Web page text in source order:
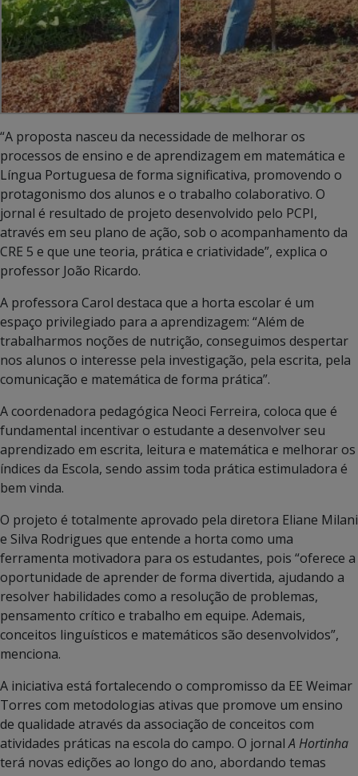
“A proposta nasceu da necessidade de melhorar os
processos de ensino e de aprendizagem em matemática e
Língua Portuguesa de forma significativa, promovendo o
protagonismo dos alunos e o trabalho colaborativo. O
jornal é resultado de projeto desenvolvido pelo PCPI,
através em seu plano de ação, sob o acompanhamento da
CRE 5 e que une teoria, prática e criatividade”, explica o
professor João Ricardo.
A professora Carol destaca que a horta escolar é um
espaço privilegiado para a aprendizagem: “Além de
trabalharmos noções de nutrição, conseguimos despertar
nos alunos o interesse pela investigação, pela escrita, pela
comunicação e matemática de forma prática”.
A coordenadora pedagógica Neoci Ferreira, coloca que é
fundamental incentivar o estudante a desenvolver seu
aprendizado em escrita, leitura e matemática e melhorar os
índices da Escola, sendo assim toda prática estimuladora é
bem vinda.
O projeto é totalmente aprovado pela diretora Eliane Milani
e Silva Rodrigues que entende a horta como uma
ferramenta motivadora para os estudantes, pois “oferece a
oportunidade de aprender de forma divertida, ajudando a
resolver habilidades como a resolução de problemas,
pensamento crítico e trabalho em equipe. Ademais,
conceitos linguísticos e matemáticos são desenvolvidos”,
menciona.
A iniciativa está fortalecendo o compromisso da EE Weimar
Torres com metodologias ativas que promove um ensino
de qualidade através da associação de conceitos com
atividades práticas na escola do campo. O jornalA Hortinha
terá novas edições ao longo do ano, abordando temas